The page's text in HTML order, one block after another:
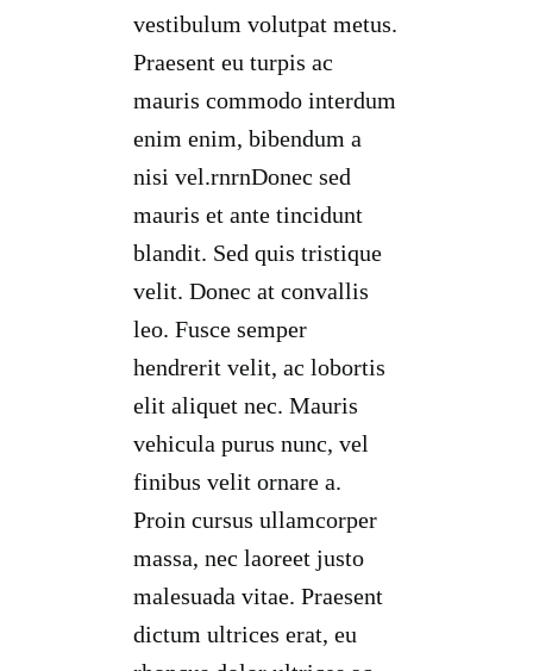
vestibulum volutpat metus.
Praesent eu turpis ac
mauris commodo interdum
enim enim, bibendum a
nisi vel.rnrnDonec sed
mauris et ante tincidunt
blandit. Sed quis tristique
velit. Donec at convallis
leo. Fusce semper
hendrerit velit, ac lobortis
elit aliquet nec. Mauris
vehicula purus nunc, vel
finibus velit ornare a.
Proin cursus ullamcorper
massa, nec laoreet justo
malesuada vitae. Praesent
dictum ultrices erat, eu